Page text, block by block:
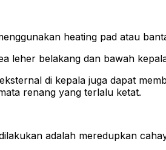
heating pad atau
leher belakang dan bawah
di kepala juga dapat
renang yang terlalu ketat.
adalah meredupkan